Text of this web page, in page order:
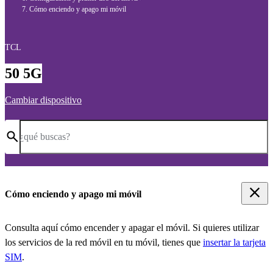
Cómo enciendo y apago mi móvil
TCL
50 5G
Cambiar dispositivo
¿qué buscas?
Cómo enciendo y apago mi móvil
Consulta aquí cómo encender y apagar el móvil. Si quieres utilizar
los servicios de la red móvil en tu móvil, tienes que insertar la tarjeta
SIM.